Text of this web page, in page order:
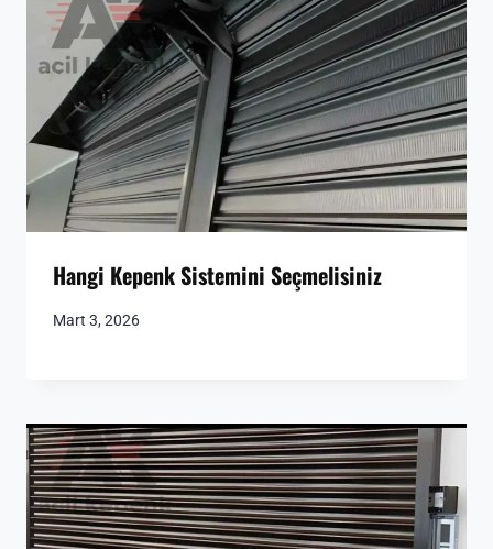
Hangi Kepenk Sistemini Seçmelisiniz
Mart 3, 2026